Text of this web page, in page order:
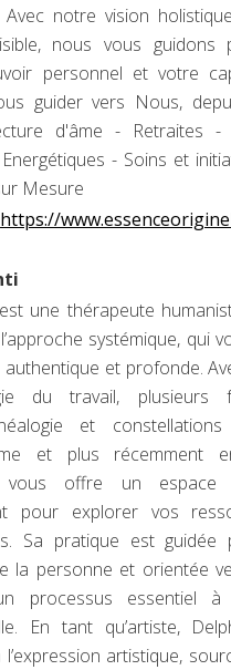
Avec notre vision
nous vous
personnel et votre
guider vers Nous,
d'âme - Retraites -
- Soins et
Mesure
https://
une thérapeute
systémique, qui
et profonde.
du travail, plusieurs
et
et plus récemment
vous offre un espace
pour explorer vos
Sa pratique est guidée
la personne et orientée
processus essentiel à
En tant qu’artiste,
artistique,